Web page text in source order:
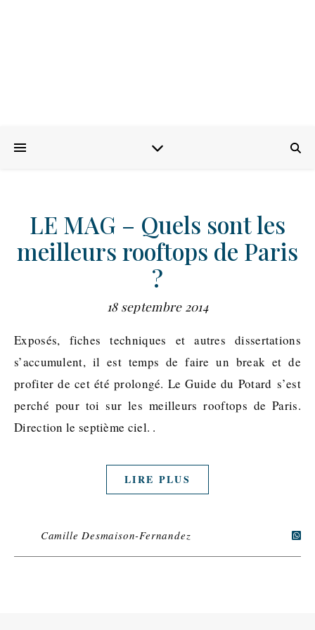
LE MAG – Quels sont les
meilleurs rooftops de Paris
?
18 septembre 2014
Exposés, fiches techniques et autres dissertations
s’accumulent, il est temps de faire un break et de
profiter de cet été prolongé. Le Guide du Potard s’est
perché pour toi sur les meilleurs rooftops de Paris.
Direction le septième ciel. .
LIRE PLUS
Camille Desmaison-Fernandez